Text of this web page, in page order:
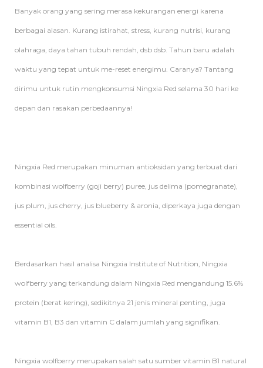
Banyak orang yang sering merasa kekurangan energi karena
berbagai alasan. Kurang istirahat, stress, kurang nutrisi, kurang
olahraga, daya tahan tubuh rendah, dsb dsb. Tahun baru adalah
waktu yang tepat untuk me-reset energimu. Caranya? Tantang
dirimu untuk rutin mengkonsumsi Ningxia Red selama 30 hari ke
depan dan rasakan perbedaannya!
Ningxia Red merupakan minuman antioksidan yang terbuat dari
kombinasi wolfberry (goji berry) puree, jus delima (pomegranate),
jus plum, jus cherry, jus blueberry & aronia, diperkaya juga dengan
essential oils.
Berdasarkan hasil analisa Ningxia Institute of Nutrition, Ningxia
wolfberry yang terkandung dalam Ningxia Red mengandung 15.6%
protein (berat kering), sedikitnya 21 jenis mineral penting, juga
vitamin B1, B3 dan vitamin C dalam jumlah yang signifikan.
Ningxia wolfberry merupakan salah satu sumber vitamin B1 natural